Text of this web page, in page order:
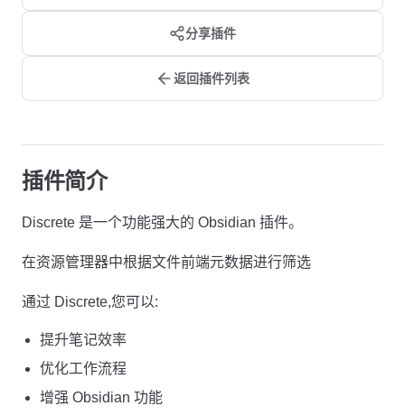
分享插件
返回插件列表
插件简介
Discrete 是一个功能强大的 Obsidian 插件。
在资源管理器中根据文件前端元数据进行筛选
通过 Discrete,您可以:
提升笔记效率
优化工作流程
增强 Obsidian 功能